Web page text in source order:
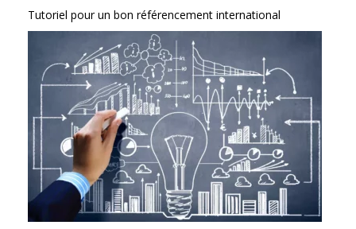
Tutoriel pour un bon référencement international